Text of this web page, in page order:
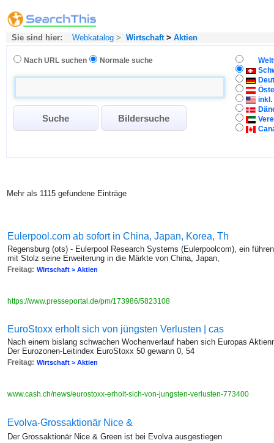
Sie sind hier: Webkatalog > Wirtschaft> Aktien
Nach URL suchen Normale suche
inkl.
Mehr als 1115 gefundene Einträge
Eulerpool.com ab sofort in China, Japan, Korea, Th
Regensburg (ots) - Eulerpool Research Systems (Eulerpoolcom), ein
mit Stolz seine Erweiterung in die Märkte von China, Japan,
Freitag: Wirtschaft > Aktien
https://www.presseportal.de/pm/173986/5823108
EuroStoxx erholt sich von jüngsten Verlusten | cas
Nach einem bislang schwachen Wochenverlauf haben sich Europas
Der Eurozonen-Leitindex EuroStoxx 50 gewann 0, 54
Freitag: Wirtschaft > Aktien
www.cash.ch/news/eurostoxx-erholt-sich-von-jungsten-verlusten-773400
Evolva-Grossaktionär Nice &
Der Grossaktionär Nice & Green ist bei Evolva ausgestiegen